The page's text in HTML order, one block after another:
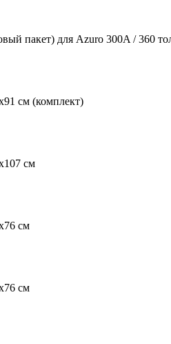
пакет) для Azuro 300A / 360
см (комплект)
см
см
см